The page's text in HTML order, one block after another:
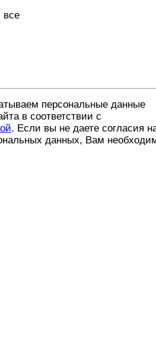
все
персональные данные
в соответствии с
. Если вы не даете согласия
данных, Вам